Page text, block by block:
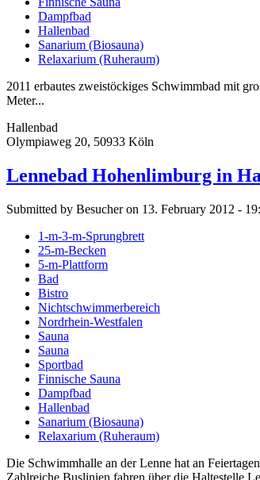
Dampfbad
Hallenbad
Sanarium (Biosauna)
Relaxarium (Ruheraum)
2011 erbautes zweistöckiges Schwimmbad mit
Meter...
Hallenbad
Olympiaweg 20, 50933 Köln
Lennebad Hohenlimburg in
Submitted by Besucher on 13. February 2012 -
1-m-3-m-Sprungbrett
25-m-Becken
5-m-Plattform
Bad
Bistro
Nichtschwimmerbereich
Nordrhein-Westfalen
Sauna
Sauna
Sportbad
Finnische Sauna
Dampfbad
Hallenbad
Sanarium (Biosauna)
Relaxarium (Ruheraum)
Die Schwimmhalle an der Lenne hat an